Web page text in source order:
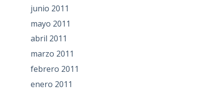
junio 2011
mayo 2011
abril 2011
marzo 2011
febrero 2011
enero 2011